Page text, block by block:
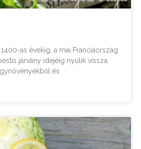
as évekig, a mai Franciaország
járvány idejéig nyúlik vissza.
és